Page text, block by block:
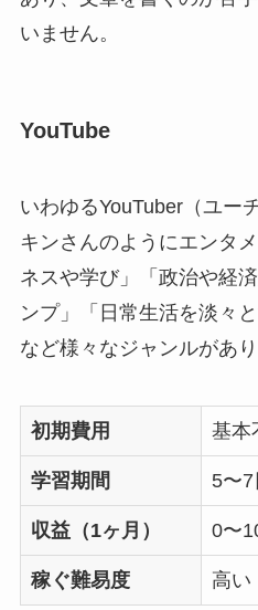
いません。
YouTube
いわゆるYouTuber（ユー
キンさんのようにエンタ
ネスや学び」「政治や経
ンプ」「日常生活を淡々
など様々なジャンルがあり
初期費用 基本
学習期間 5〜7
収益（1ヶ月） 0〜
稼ぐ難易度 高い